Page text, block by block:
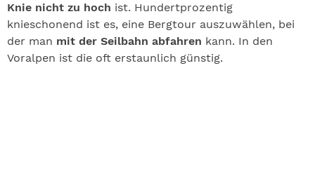
Knie nicht zu hoch ist. Hundertprozentig
knieschonend ist es, eine Bergtour auszuwählen, bei
der man mit der Seilbahn abfahren kann. In den
Voralpen ist die oft erstaunlich günstig.